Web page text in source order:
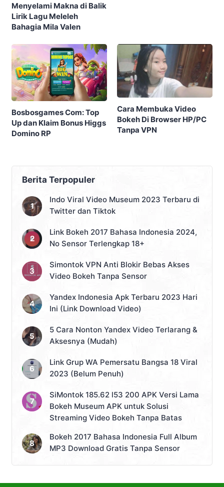
Menyelami Makna di Balik
Lirik Lagu Meleleh
Bahagia Mila Valen
Bosbosgames Com: Top
Up dan Klaim Bonus Higgs
Domino RP
Cara Membuka Video
Bokeh Di Browser HP/PC
Tanpa VPN
Berita Terpopuler
Indo Viral Video Museum 2023 Terbaru di
Twitter dan Tiktok
Link Bokeh 2017 Bahasa Indonesia 2024,
No Sensor Terlengkap 18+
Simontok VPN Anti Blokir Bebas Akses
Video Bokeh Tanpa Sensor
Yandex Indonesia Apk Terbaru 2023 Hari
Ini (Link Download Video)
5 Cara Nonton Yandex Video Terlarang &
Aksesnya (Mudah)
Link Grup WA Pemersatu Bangsa 18 Viral
2023 (Belum Penuh)
SiMontok 185.62 l53 200 APK Versi Lama
Bokeh Museum APK untuk Solusi
Streaming Video Bokeh Tanpa Batas
Bokeh 2017 Bahasa Indonesia Full Album
MP3 Download Gratis Tanpa Sensor